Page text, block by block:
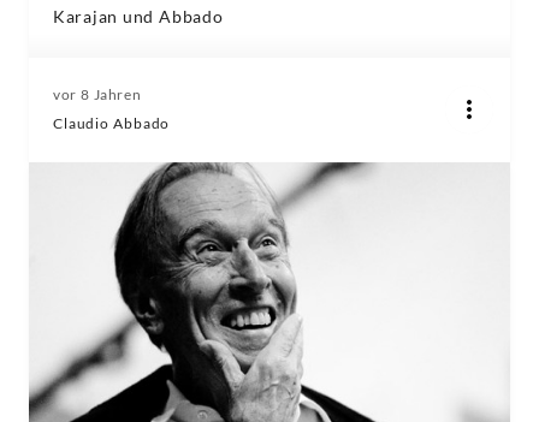
Karajan und Abbado
vor 8 Jahren
Claudio Abbado